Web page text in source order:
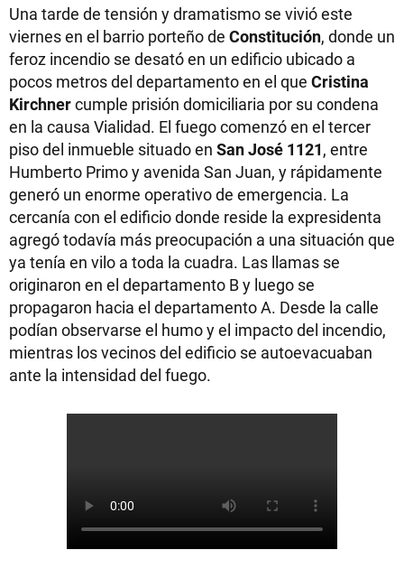
Una tarde de tensión y dramatismo se vivió este
viernes en el barrio porteño de Constitución, donde un
feroz incendio se desató en un edificio ubicado a
pocos metros del departamento en el que Cristina
Kirchnercumple prisión domiciliaria por su condena
en la causa Vialidad. El fuego comenzó en el tercer
piso del inmueble situado en San José 1121, entre
Humberto Primo y avenida San Juan, y rápidamente
generó un enorme operativo de emergencia. La
cercanía con el edificio donde reside la expresidenta
agregó todavía más preocupación a una situación que
ya tenía en vilo a toda la cuadra. Las llamas se
originaron en el departamento B y luego se
propagaron hacia el departamento A. Desde la calle
podían observarse el humo y el impacto del incendio,
mientras los vecinos del edificio se autoevacuaban
ante la intensidad del fuego.